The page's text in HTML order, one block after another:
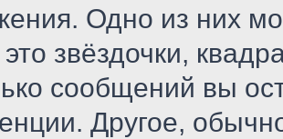
Одно из них
звёздочки,
сообщений вы
Другое,